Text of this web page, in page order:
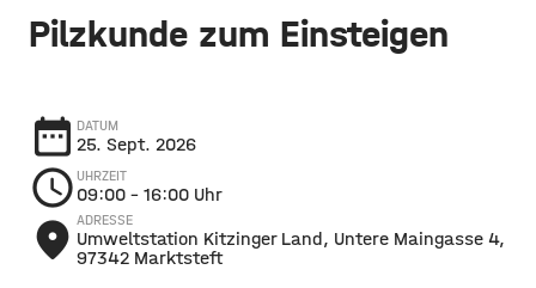
Pilzkunde zum Einsteigen
date_range DATUM
25. Sept. 2026
schedule UHRZEIT
09:00 – 16:00 Uhr
place ADRESSE
Umweltstation Kitzinger Land, Untere Maingasse 4,
97342 Marktsteft